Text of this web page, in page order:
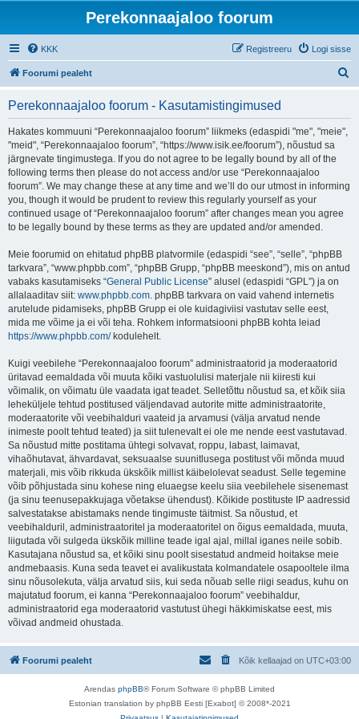
Perekonnaajaloo foorum
KKK Logi sisse
Registreeru
Foorumi pealeht
Perekonnaajaloo foorum - Kasutamistingimused
Hakates kommuuni “Perekonnaajaloo foorum” liikmeks (edaspidi "me", "meie",
"meid", “Perekonnaajaloo foorum”, “https://www.isik.ee/foorum”), nõustud sa
järgnevate tingimustega. If you do not agree to be legally bound by all of the
following terms then please do not access and/or use “Perekonnaajaloo
foorum”. We may change these at any time and we’ll do our utmost in informing
you, though it would be prudent to review this regularly yourself as your
continued usage of “Perekonnaajaloo foorum” after changes mean you agree
to be legally bound by these terms as they are updated and/or amended.
Meie foorumid on ehitatud phpBB platvormile (edaspidi “see”, “selle”, “phpBB
tarkvara”, “www.phpbb.com”, “phpBB Grupp, “phpBB meeskond”), mis on antud
vabaks kasutamiseks “General Public License” alusel (edaspidi “GPL”) ja on
allalaaditav siit: www.phpbb.com. phpBB tarkvara on vaid vahend internetis
arutelude pidamiseks, phpBB Grupp ei ole kuidagiviisi vastutav selle eest,
mida me võime ja ei või teha. Rohkem informatsiooni phpBB kohta leiad
https://www.phpbb.com/kodulehelt.
Kuigi veebilehe “Perekonnaajaloo foorum” administraatorid ja moderaatorid
üritavad eemaldada või muuta kõiki vastuolulisi materjale nii kiiresti kui
võimalik, on võimatu üle vaadata igat teadet. Selletõttu nõustud sa, et kõik siia
leheküljele tehtud postitused väljendavad autorite mitte administraatorite,
moderaatorite või veebihalduri vaateid ja arvamusi (välja arvatud nende
inimeste poolt tehtud teated) ja siit tulenevalt ei ole me nende eest vastutavad.
Sa nõustud mitte postitama ühtegi solvavat, roppu, labast, laimavat,
vihaõhutavat, ähvardavat, seksuaalse suunitlusega postitust või mõnda muud
materjali, mis võib rikkuda ükskõik millist käibelolevat seadust. Selle tegemine
võib põhjustada sinu kohese ning eluaegse keelu siia veebilehele sisenemast
(ja sinu teenusepakkujaga võetakse ühendust). Kõikide postituste IP aadressid
salvestatakse abistamaks nende tingimuste täitmist. Sa nõustud, et
veebihalduril, administraatoritel ja moderaatoritel on õigus eemaldada, muuta,
liigutada või sulgeda ükskõik milline teade igal ajal, millal iganes neile sobib.
Kasutajana nõustud sa, et kõiki sinu poolt sisestatud andmeid hoitakse meie
andmebaasis. Kuna seda teavet ei avalikustata kolmandatele osapooltele ilma
sinu nõusolekuta, välja arvatud siis, kui seda nõuab selle riigi seadus, kuhu on
majutatud foorum, ei kanna “Perekonnaajaloo foorum” veebihaldur,
administraatorid ega moderaatorid vastutust ühegi häkkimiskatse eest, mis
võivad andmeid ohustada.
Foorumi pealeht Kõik kellaajad on UTC+03:00
Arendas phpBB® Forum Software © phpBB Limited
Estonian translation by phpBB Eesti [Exabot] © 2008*-2021